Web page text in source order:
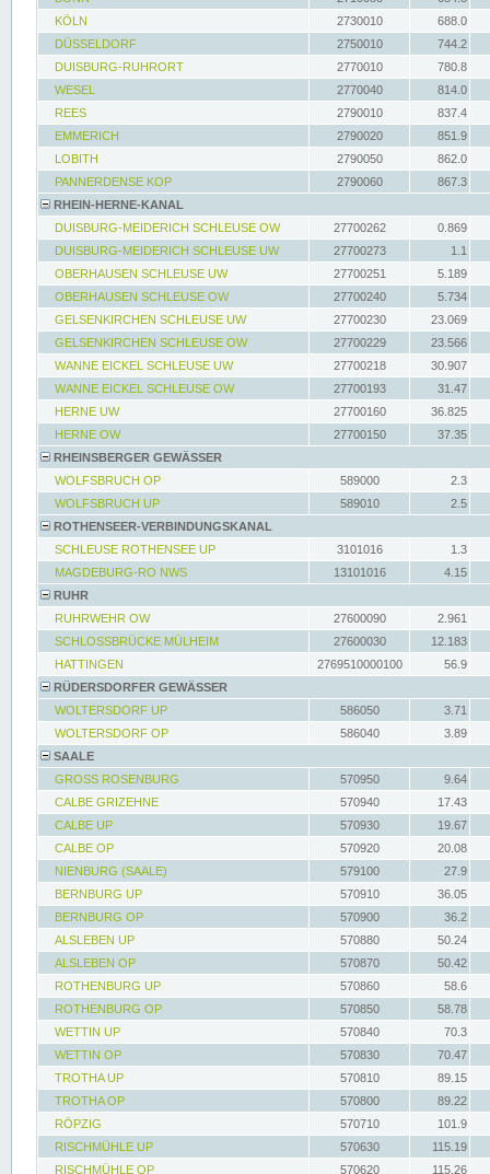
KÖLN
2730010
688.0
DÜSSELDORF
2750010
744.2
DUISBURG-RUHRORT
2770010
780.8
WESEL
2770040
814.0
REES
2790010
837.4
EMMERICH
2790020
851.9
LOBITH
2790050
862.0
PANNERDENSE KOP
2790060
867.3
RHEIN-HERNE-KANAL
DUISBURG-MEIDERICH SCHLEUSE OW
27700262
0.869
DUISBURG-MEIDERICH SCHLEUSE UW
27700273
1.1
OBERHAUSEN SCHLEUSE UW
27700251
5.189
OBERHAUSEN SCHLEUSE OW
27700240
5.734
GELSENKIRCHEN SCHLEUSE UW
27700230
23.069
GELSENKIRCHEN SCHLEUSE OW
27700229
23.566
WANNE EICKEL SCHLEUSE UW
27700218
30.907
WANNE EICKEL SCHLEUSE OW
27700193
31.47
HERNE UW
27700160
36.825
HERNE OW
27700150
37.35
RHEINSBERGER GEWÄSSER
WOLFSBRUCH OP
589000
2.3
WOLFSBRUCH UP
589010
2.5
ROTHENSEER-VERBINDUNGSKANAL
SCHLEUSE ROTHENSEE UP
3101016
1.3
MAGDEBURG-RO NWS
13101016
4.15
RUHR
RUHRWEHR OW
27600090
2.961
SCHLOSSBRÜCKE MÜLHEIM
27600030
12.183
HATTINGEN
2769510000100
56.9
RÜDERSDORFER GEWÄSSER
WOLTERSDORF UP
586050
3.71
WOLTERSDORF OP
586040
3.89
SAALE
GROSS ROSENBURG
570950
9.64
CALBE GRIZEHNE
570940
17.43
CALBE UP
570930
19.67
CALBE OP
570920
20.08
NIENBURG (SAALE)
579100
27.9
BERNBURG UP
570910
36.05
BERNBURG OP
570900
36.2
ALSLEBEN UP
570880
50.24
ALSLEBEN OP
570870
50.42
ROTHENBURG UP
570860
58.6
ROTHENBURG OP
570850
58.78
WETTIN UP
570840
70.3
WETTIN OP
570830
70.47
TROTHA UP
570810
89.15
TROTHA OP
570800
89.22
RÖPZIG
570710
101.9
RISCHMÜHLE UP
570630
115.19
RISCHMÜHLE OP
570620 115.26